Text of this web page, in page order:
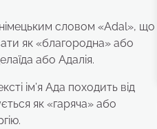
німецьким словом «Adal», що
як «благородна» або
або Адалія.
ім’я Ада походить від
як «гаряча» або